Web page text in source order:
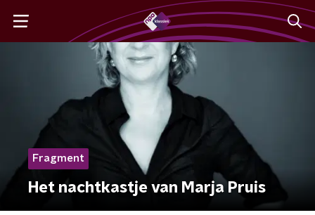
Fragment
Het nachtkastje van Marja Pruis